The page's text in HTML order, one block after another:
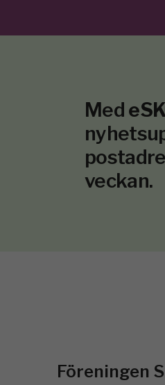
Med
veckan.
Föreningen